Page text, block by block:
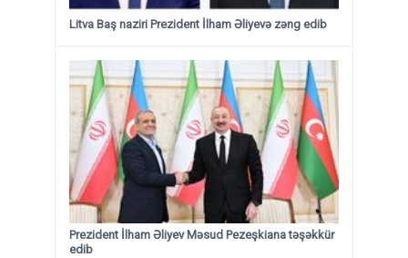
Litva Baş naziri Prezident İlham Əliyevə zəng edib
Prezident İlham Əliyev Məsud Pezeşkiana təşəkkür
edib